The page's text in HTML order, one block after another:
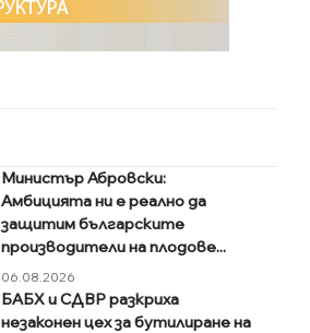
Министър Абровски:
Амбицията ни е реално да
защитим българските
производители на плодове...
06.08.2026
БАБХ и СДВР разкриха
незаконен цех за бутилиране на